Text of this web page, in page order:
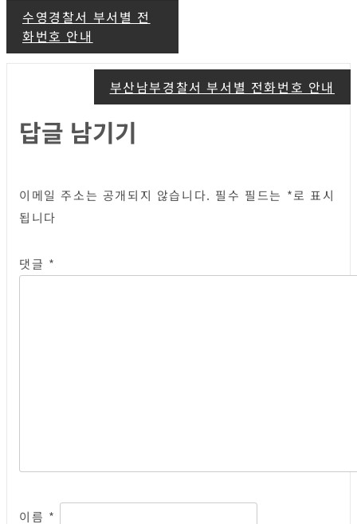
글
탐
수영경찰서 부서별 전
화번호 안내
부산남부경찰서 부서별 전화번호 안내
답글 남기기
이메일 주소는 공개되지 않습니다. 필수 필드는 *로 표시
됩니다
댓글 *
이름 *